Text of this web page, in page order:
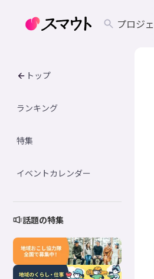
プロジ
トップ
ランキング
特集
イベントカレンダー
話題の特集